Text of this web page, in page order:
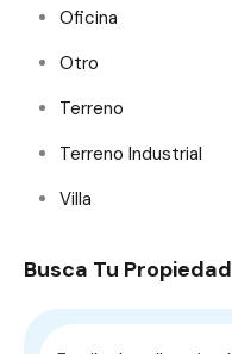
Oficina
Otro
Terreno
Terreno Industrial
Villa
Busca Tu Propiedad